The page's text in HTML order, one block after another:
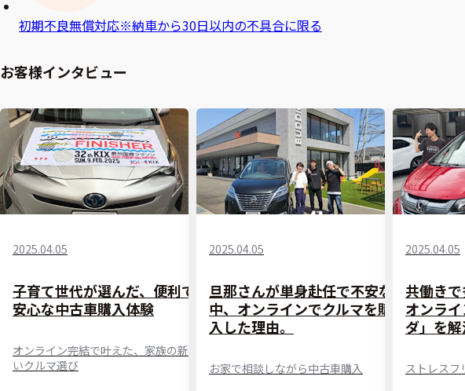
初期不良無償対応※納車から30日以内の不具合に限る
お客様インタビュー
2025.04.05
子育て世代が選んだ、便利で
安心な中古車購入体験
オンライン完結で叶えた、家族の新し
いクルマ選び
2025.04.05
旦那さんが単身赴任で不安な
中、オンラインでクルマを購
入した理由。
お家で相談しながら中古車購入
2025.04.05
共働き
オンラ
ダ」を
ストレス